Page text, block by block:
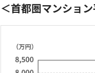
＜首都圏マンショ